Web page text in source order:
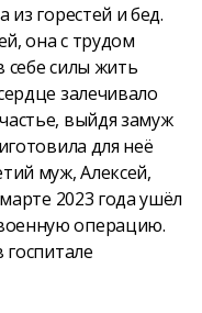
из горес­тей и бед.
она с трудом
себе силы жить
залечивало
выйдя замуж
для неё
муж, Алексей,
2023 года ушёл
операцию.
госпитале